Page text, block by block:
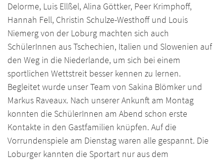
Delorme, Luis Ellßel, Alina Göttker, Peer Krimphoff,
Hannah Fell, Christin Schulze-Westhoff und Louis
Niemerg von der Loburg machten sich auch
SchülerInnen aus Tschechien, Italien und Slowenien auf
den Weg in die Niederlande, um sich bei einem
sportlichen Wettstreit besser kennen zu lernen.
Begleitet wurde unser Team von Sakina Blömker und
Markus Raveaux. Nach unserer Ankunft am Montag
konnten die SchülerInnen am Abend schon erste
Kontakte in den Gastfamilien knüpfen. Auf die
Vorrundenspiele am Dienstag waren alle gespannt. Die
Loburger kannten die Sportart nur aus dem